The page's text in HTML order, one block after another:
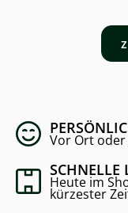
Vor Ort oder
SCHNELLE
Heute im
kürzester